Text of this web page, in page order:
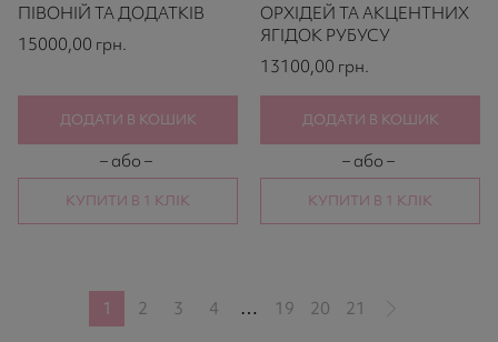
ratings
ПІВОНІЙ ТА ДОДАТКІВ
15000,00 грн.
– або –
КУПИТИ В 1 КЛІК
ДОДАТИ В КОШИК
ratings
ОРХІДЕЙ ТА АКЦЕНТНИХ
ЯГІДОК РУБУСУ
13100,00 грн.
– або –
КУПИТИ В 1 КЛІК
ДОДАТИ В КОШИК
1 2 3 4 … 19 20 21